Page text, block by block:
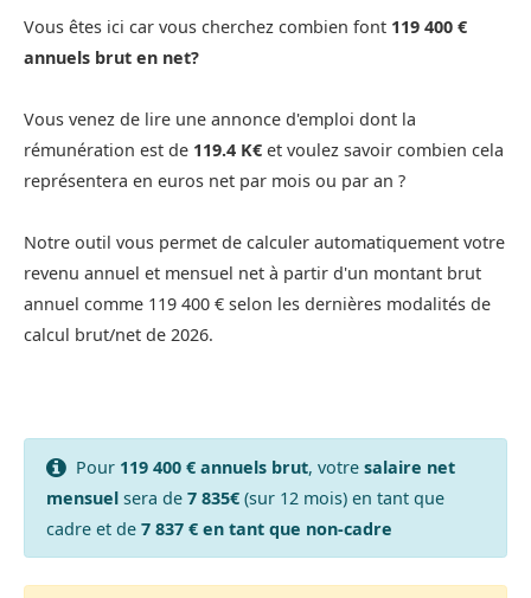
Vous êtes ici car vous cherchez combien font 119 400 €
annuels brut en net?
Vous venez de lire une annonce d'emploi dont la
rémunération est de 119.4 K€ et voulez savoir combien cela
représentera en euros net par mois ou par an ?
Notre outil vous permet de calculer automatiquement votre
revenu annuel et mensuel net à partir d'un montant brut
annuel comme 119 400 € selon les dernières modalités de
calcul brut/net de 2026.
Pour 119 400 € annuels brut, votre salaire net
mensuelsera de 7 835€(sur 12 mois) en tant que
cadre et de 7 837 € en tant que non-cadre